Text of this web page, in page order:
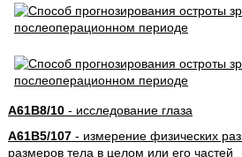
A61B8/10- исследование глаза
A61B5/107- измерение физических
размеров тела в целом или его частей